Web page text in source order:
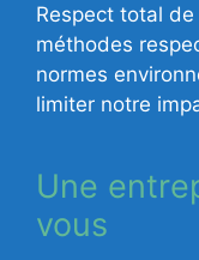
Respect total
méthodes
normes
limiter notre
Une
vous